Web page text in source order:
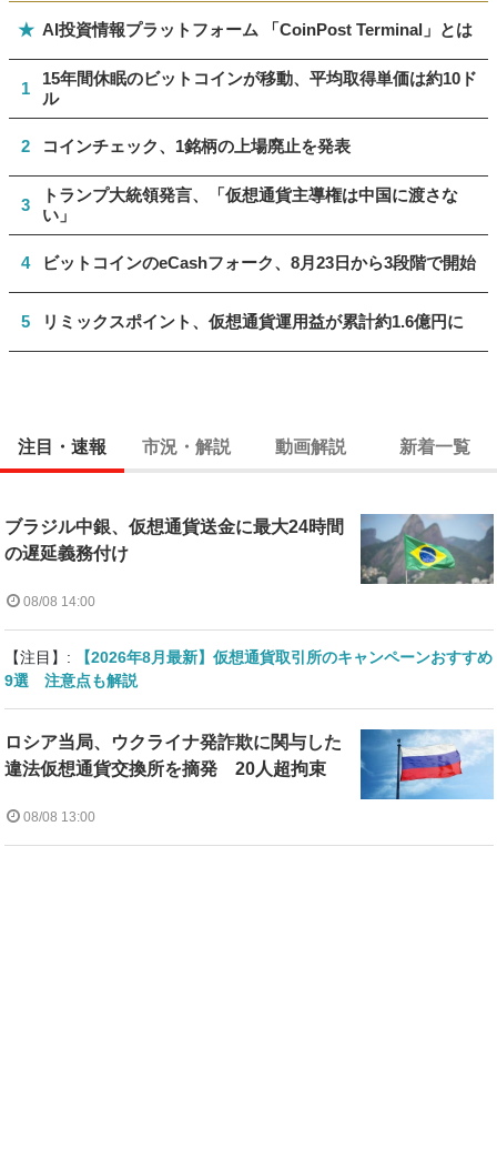
★ AI投資情報プラットフォーム 「CoinPost Terminal」とは
1
15年間休眠のビットコインが移動、平均取得単価は約10ド
ル
2 コインチェック、1銘柄の上場廃止を発表
3
トランプ大統領発言、「仮想通貨主導権は中国に渡さな
い」
4 ビットコインのeCashフォーク、8月23日から3段階で開始
5 リミックスポイント、仮想通貨運用益が累計約1.6億円に
注目・速報 市況・解説 動画解説 新着一覧
ブラジル中銀、仮想通貨送金に最大24時間
の遅延義務付け
08/08 14:00
【注目】:
【2026年8月最新】仮想通貨取引所のキャンペーンおすすめ
9選 注意点も解説
ロシア当局、ウクライナ発詐欺に関与した
違法仮想通貨交換所を摘発 20人超拘束
08/08 13:00